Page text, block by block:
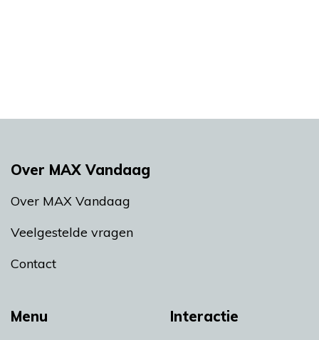
Menu Interactie
Over MAX Vandaag
Over MAX Vandaag
Veelgestelde vragen
Contact